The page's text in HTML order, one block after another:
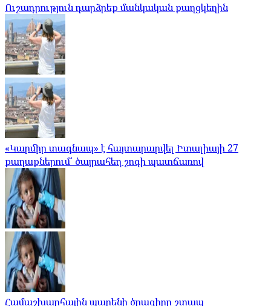
Ուշադրություն դարձրեք մանկական քաղցկեղին
«Կարմիր տագնապ» է հայտարարվել Իտալիայի 27
քաղաքներում՝ ծայրահեղ շոգի պատճառով
Համաշխարհային պարենի ծրագիրը շտապ